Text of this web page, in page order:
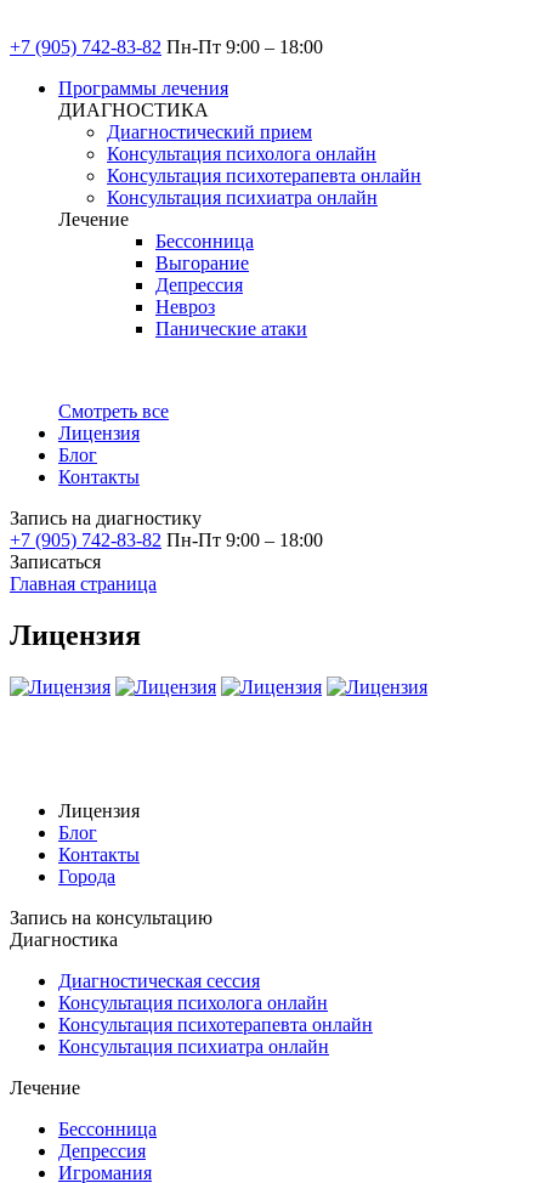
+7 (905) 742-83-82 Пн-Пт 9:00 – 18:00
Программы лечения
ДИАГНОСТИКА
Диагностический прием
Консультация психолога онлайн
Консультация психотерапевта онлайн
Консультация психиатра онлайн
Лечение
Бессонница
Выгорание
Депрессия
Невроз
Панические атаки
Смотреть все
Лицензия
Блог
Контакты
Запись на диагностику
+7 (905) 742-83-82 Пн-Пт 9:00 – 18:00
Записаться
Главная страница
Лицензия
Лицензия
Блог
Контакты
Города
Запись на консультацию
Диагностика
Диагностическая сессия
Консультация психолога онлайн
Консультация психотерапевта онлайн
Консультация психиатра онлайн
Лечение
Бессонница
Депрессия
Игромания